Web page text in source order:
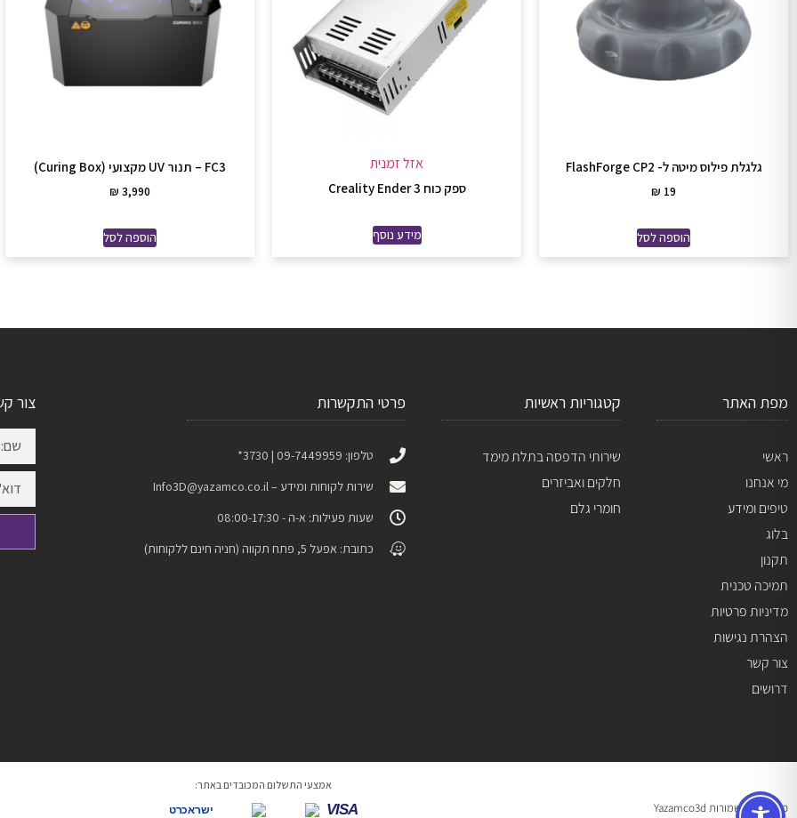
גלגלת פילוס מיטה ל- FlashForge CP2
₪ 19
הוספה לסל
אזל זמנית
ספק כוח Creality Ender 3
מידע נוסף
FC3 – תנור UV מקצועי (Curing Box)
₪ 3,990
הוספה לסל
מפת האתר
ראשי
מי אנחנו
טיפים ומידע
בלוג
תקנון
תמיכה טכנית
מדיניות פרטיות
הצהרת נגישות
צור קשר
דרושים
קטגוריות ראשיות
שירותי הדפסה בתלת מימד
חלקים ואביזרים
חומרי גלם
פרטי התקשרות
טלפון: 09-7449959 | 3730*
שירות לקוחות ומידע –Info3D@yazamco.co.il
שעות פעילות: א-ה - 08:00-17:30
כתובת: אפעל 5, פתח תקווה (חניה חינם ללקוחות)
צור
כל הזכויות שמורות Yazamco3d
אמצעי התשלום המכובדים באתר:
VISA ישראכרט